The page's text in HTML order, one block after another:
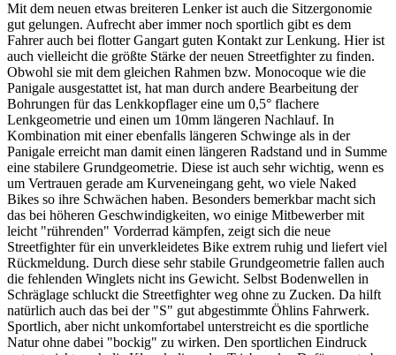
Mit dem neuen etwas breiteren Lenker ist auch die Sitzergonomie
gut gelungen. Aufrecht aber immer noch sportlich gibt es dem
Fahrer auch bei flotter Gangart guten Kontakt zur Lenkung. Hier ist
auch vielleicht die größte Stärke der neuen Streetfighter zu finden.
Obwohl sie mit dem gleichen Rahmen bzw. Monocoque wie die
Panigale ausgestattet ist, hat man durch andere Bearbeitung der
Bohrungen für das Lenkkopflager eine um 0,5° flachere
Lenkgeometrie und einen um 10mm längeren Nachlauf. In
Kombination mit einer ebenfalls längeren Schwinge als in der
Panigale erreicht man damit einen längeren Radstand und in Summe
eine stabilere Grundgeometrie. Diese ist auch sehr wichtig, wenn es
um Vertrauen gerade am Kurveneingang geht, wo viele Naked
Bikes so ihre Schwächen haben. Besonders bemerkbar macht sich
das bei höheren Geschwindigkeiten, wo einige Mitbewerber mit
leicht "rührenden" Vorderrad kämpfen, zeigt sich die neue
Streetfighter für ein unverkleidetes Bike extrem ruhig und liefert viel
Rückmeldung. Durch diese sehr stabile Grundgeometrie fallen auch
die fehlenden Winglets nicht ins Gewicht. Selbst Bodenwellen in
Schräglage schluckt die Streetfighter weg ohne zu Zucken. Da hilft
natürlich auch das bei der "S" gut abgestimmte Öhlins Fahrwerk.
Sportlich, aber nicht unkomfortabel unterstreicht es die sportliche
Natur ohne dabei "bockig" zu wirken. Den sportlichen Eindruck